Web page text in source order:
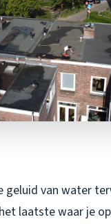
geluid van water
laatste waar je